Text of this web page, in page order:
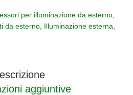
per illuminazione da esterno,
da esterno Illuminazione esterna
aggiuntive